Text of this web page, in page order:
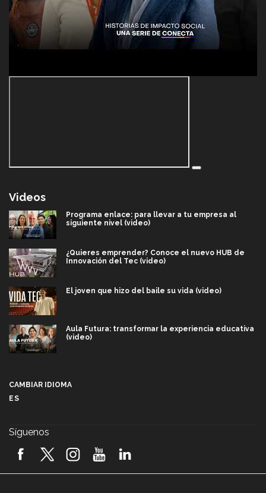
Videos
Programa enlace: para llevar a tu empresa al
siguiente nivel (video)
¿Quieres emprender? Conoce el nuevo HUB de
Innovación del Tec (video)
El joven que hizo del baile su vida (video)
Aula Futura: transformar la experiencia educativa
(video)
2026! (video)
CAMBIAR IDIOMA
ES
Síguenos